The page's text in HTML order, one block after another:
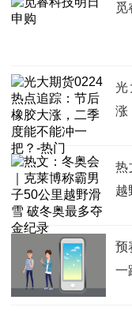
觅
光
涨
热
越
预
一